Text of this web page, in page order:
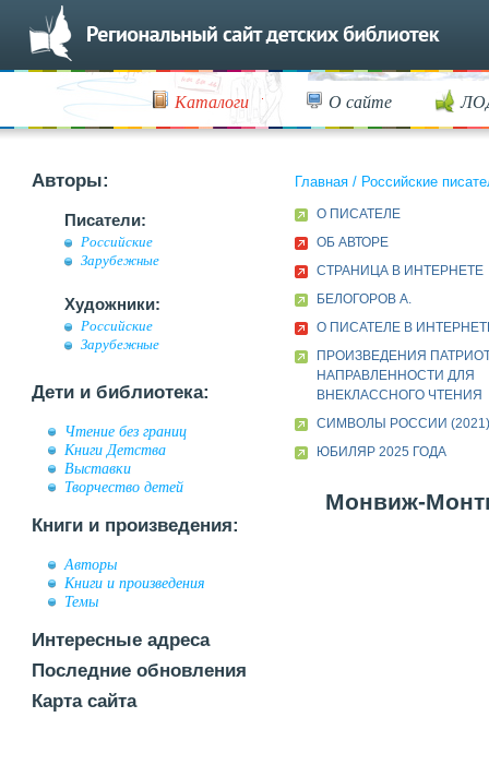
Каталоги О сайте
Авторы:
Писатели:
Российские
Зарубежные
Художники:
Российские
Зарубежные
Дети и библиотека:
Чтение без границ
Книги Детства
Выставки
Творчество детей
Книги и произведения:
Авторы
Книги и произведения
Темы
Интересные адреса
Последние обновления
Карта сайта
Главная / Российские
О ПИСАТЕЛЕ
ОБ АВТОРЕ
СТРАНИЦА В ИНТЕРНЕТЕ
БЕЛОГОРОВ А.
О ПИСАТЕЛЕ В
ПРОИЗВЕДЕНИЯ
НАПРАВЛЕННОСТИ ДЛЯ
ВНЕКЛАССНОГО ЧТЕНИЯ
СИМВОЛЫ РОССИИ (2021)
ЮБИЛЯР 2025 ГОДА
Монвиж-